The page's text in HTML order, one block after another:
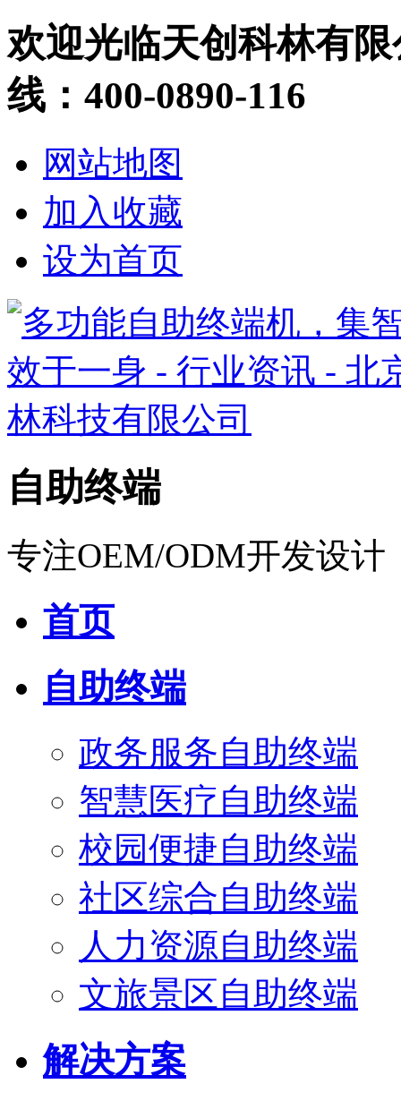
欢迎光临天创科林有
线：400-0890-116
网站地图
加入收藏
设为首页
自助终端
专注OEM/ODM开发设计
首页
自助终端
政务服务自助终端
智慧医疗自助终端
校园便捷自助终端
社区综合自助终端
人力资源自助终端
文旅景区自助终端
解决方案